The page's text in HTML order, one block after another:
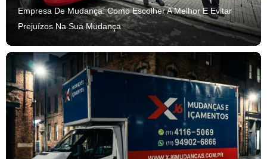
Empresa De Mudança: Como Escolher A Melhor E Evitar
Prejuízos Na Sua Mudança